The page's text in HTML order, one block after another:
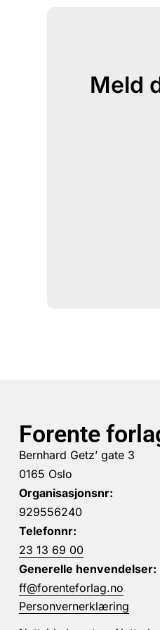
Meld
Forente
Bernhard Getz’ gate 3
0165 Oslo
Organisasjonsnr:
929556240
Telefonnr:
23 13 69 00
Generelle henvendelser:
ff@forenteforlag.no
Personvernerklæring